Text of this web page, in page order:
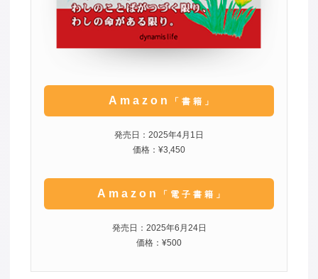
Amazon 「書籍」
発売日：2025年4月1日
価格：¥3,450
Amazon 「電子書籍」
発売日：2025年6月24日
価格：¥500